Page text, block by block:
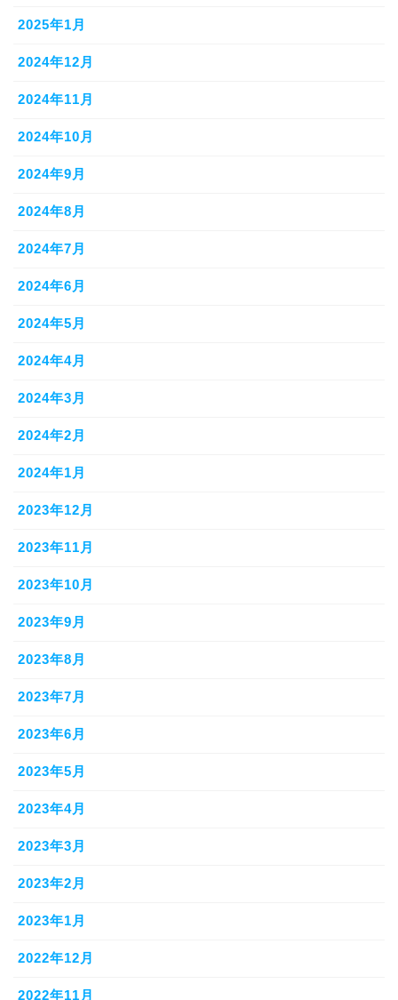
2025年1月
2024年12月
2024年11月
2024年10月
2024年9月
2024年8月
2024年7月
2024年6月
2024年5月
2024年4月
2024年3月
2024年2月
2024年1月
2023年12月
2023年11月
2023年10月
2023年9月
2023年8月
2023年7月
2023年6月
2023年5月
2023年4月
2023年3月
2023年2月
2023年1月
2022年12月
2022年11月